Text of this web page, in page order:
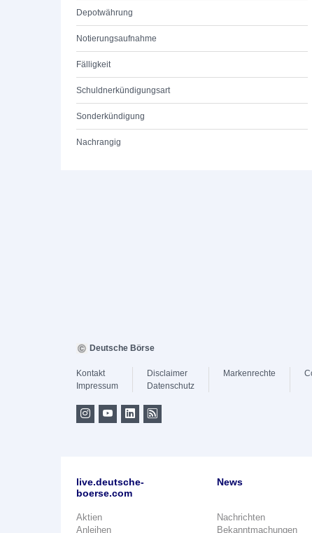
Depotwährung
Notierungsaufnahme
Fälligkeit
Schuldnerkündigungsart
Sonderkündigung
Nachrangig
Deutsche Börse
Kontakt
Impressum
Disclaimer
Datenschutz
Markenrechte
live.deutsche-
boerse.com
Aktien
Anleihen
News
Nachrichten
Bekanntmachungen